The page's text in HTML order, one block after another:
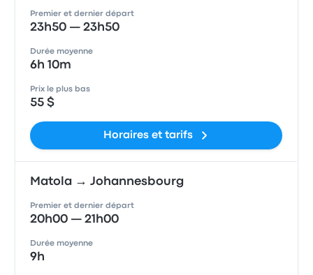
Premier et dernier départ
23h50 — 23h50
Durée moyenne
6h 10m
Prix le plus bas
55 $
Horaires et tarifs
Matola → Johannesbourg
Premier et dernier départ
20h00 — 21h00
Durée moyenne
9h